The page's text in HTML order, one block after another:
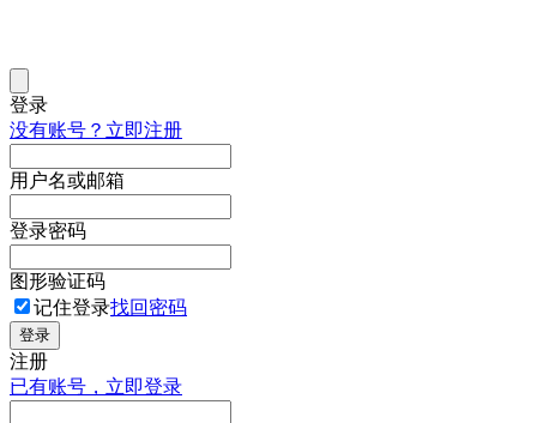
登录
没有账号？立即注册
用户名或邮箱
登录密码
图形验证码
记住登录找回密码
登录
注册
已有账号，立即登录